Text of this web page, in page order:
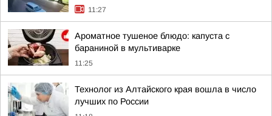
11:27
Ароматное тушеное блюдо: капуста с
бараниной в мультиварке
11:25
Технолог из Алтайского края вошла в число
лучших по России